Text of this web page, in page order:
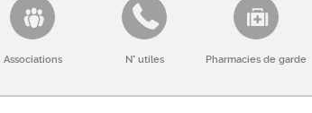
Associations N° utiles Pharmacies de garde